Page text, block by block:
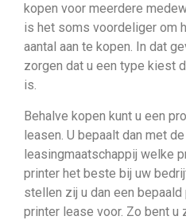
kopen voor meerdere
is het soms voordeliger om
aantal aan te kopen. In dat
zorgen dat u een type kiest
is.
Behalve kopen kunt u een
leasen. U bepaalt dan met
leasingmaatschappij welke
printer het beste bij uw
stellen zij u dan een
printer lease voor. Zo bent u